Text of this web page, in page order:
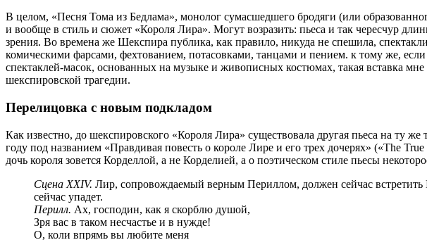
В целом, «Песня Тома из Бедлама», монолог сумасшедшего бродяги (или
и вообще в стиль и сюжет «Короля Лира». Могут возразить: пьеса и так чересчур
зрения. Во времена же Шекспира публика, как правило, никуда не спешила,
комическими фарсами, фехтованием, потасовками, танцами и пением. к тому же,
спектаклей-масок, основанных на музыке и живописных костюмах, такая вставка
шекспировской трагедии.
Перелицовка с новым подкладом
Как известно, до шекспировского «Короля Лира» существовала другая пьеса на ту
году под названием «Правдивая повесть о короле Лире и его трех дочерях» («The
дочь короля зовется Корделлой, а не Корделией, а о поэтическом стиле пьесы
Сцена XXIV. Лир, сопровождаемый верным Периллом, должен сейчас встретить
сейчас упадет.
Перилл. Ах, господин, как я скорблю душой,
Зря вас в таком несчастье и в нужде!
О, коли впрямь вы любите меня